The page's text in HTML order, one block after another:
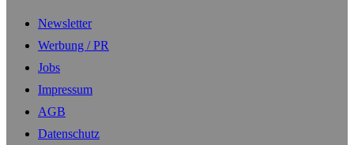
Newsletter
Werbung / PR
Jobs
Impressum
AGB
Datenschutz